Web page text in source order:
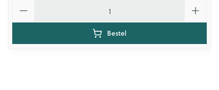
Bestel